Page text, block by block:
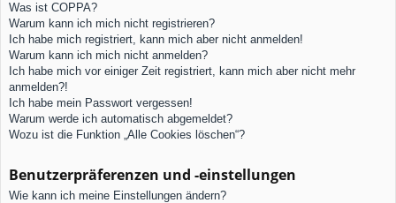
Was ist COPPA?
Warum kann ich mich nicht registrieren?
Ich habe mich registriert, kann mich aber nicht anmelden!
Warum kann ich mich nicht anmelden?
Ich habe mich vor einiger Zeit registriert, kann mich aber nicht mehr
anmelden?!
Ich habe mein Passwort vergessen!
Warum werde ich automatisch abgemeldet?
Wozu ist die Funktion „Alle Cookies löschen“?
Benutzerpräferenzen und -einstellungen
Wie kann ich meine Einstellungen ändern?